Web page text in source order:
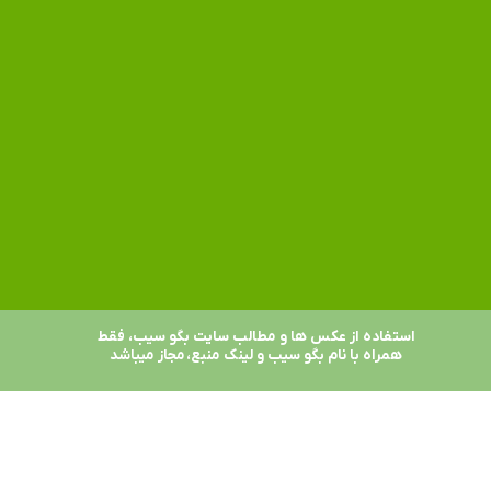
استفاده از عکس ها و مطالب سایت بگو سیب، فقط
همراه با نام بگو سیب و لینک منبع، مجاز میباشد